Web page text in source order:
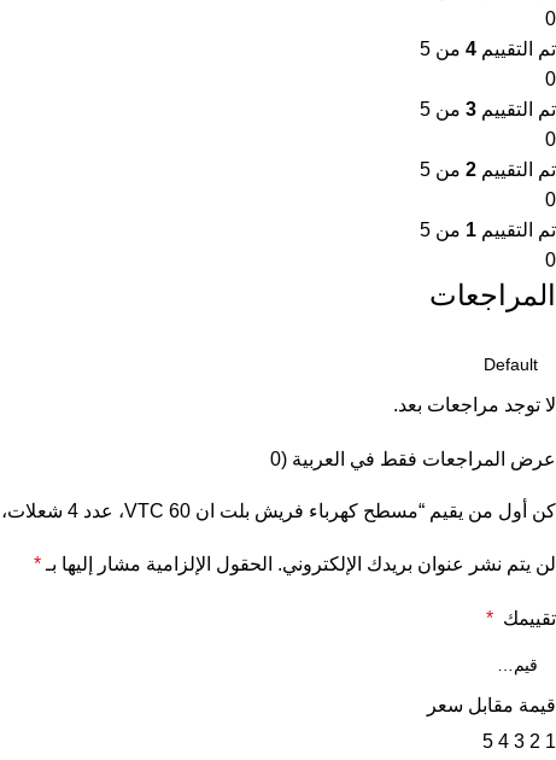
0
تم التقييم 4 من 5
0
تم التقييم 3 من 5
0
تم التقييم 2 من 5
0
تم التقييم 1 من 5
0
المراجعات
لا توجد مراجعات بعد.
عرض المراجعات فقط في العربية (0
كن أول من يقيم “مسطح كهرباء فريش بلت ان VTC 60، عدد 4 شعلات، 60 سم، اسود – Fresh-500009861”
لن يتم نشر عنوان بريدك الإلكتروني. الحقول الإلزامية مشار إليها بـ *
تقييمك *
قيمة مقابل سعر
1
2
3
4
5